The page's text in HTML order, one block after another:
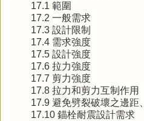
17.1 範圍
17.2 一般需求
17.3 設計限制
17.4 需求強度
17.5 設計強度
17.6 拉力強度
17.7 剪力強度
17.8 拉力和剪力互制作用
17.9 避免劈裂破壞之邊距
17.10 錨栓耐震設計需求